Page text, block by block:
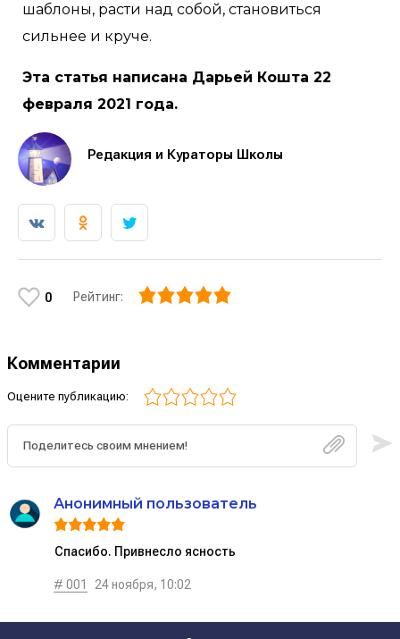
шаблоны, расти над собой, становиться
сильнее и круче.
Эта статья написана Дарьей Кошта 22
февраля 2021 года.
Редакция и Кураторы Школы
0 Рейтинг:
Комментарии
Оцените публикацию:
Анонимный пользователь
Спасибо. Привнесло ясность
# 001 24 ноября, 10:02